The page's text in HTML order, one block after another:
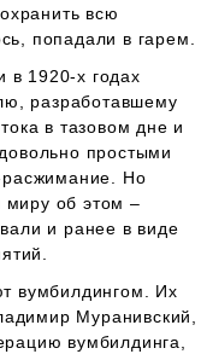
всю
попадали в гарем.
в 1920-х годах
разработавшему
в тазовом дне и
простыми
Но
миру об этом –
и ранее в виде
вумбилдингом. Их
Муранивский,
вумбилдинга,